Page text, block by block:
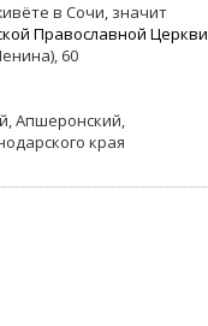
в Сочи, значит
Православной Церкви
60
Апшеронский,
края